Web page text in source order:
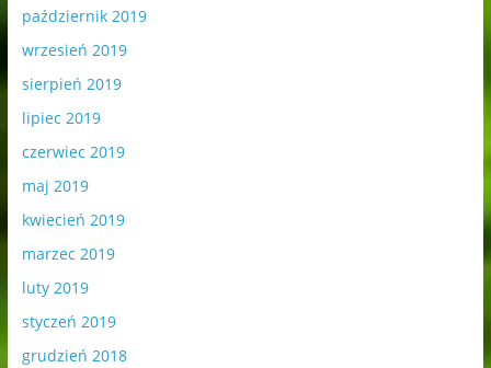
październik 2019
wrzesień 2019
sierpień 2019
lipiec 2019
czerwiec 2019
maj 2019
kwiecień 2019
marzec 2019
luty 2019
styczeń 2019
grudzień 2018